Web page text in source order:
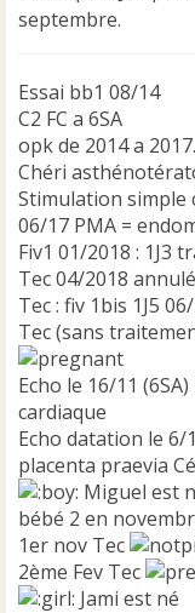
septembre.
Essai bb1 08/14
C2 FC a 6SA
opk de 2014 a 2017.
Chéri
Stimulation simple
06/17 PMA =
Fiv1 01/2018 : 1J3
Tec 04/2018 annulé
Tec : fiv 1bis 1J5
Tec (sans
Echo le 16/11
cardiaque
Echo datation le 6/
placenta praevia
Miguel est
bébé 2 en
1er nov Tec
2ème Fev Tec
Jami est né